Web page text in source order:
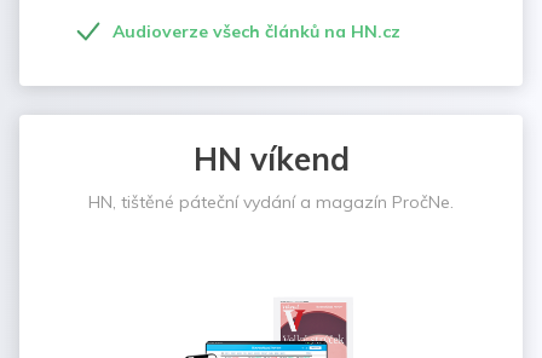
Audioverze všech článků na HN.cz
HN víkend
HN, tištěné páteční vydání a magazín PročNe.